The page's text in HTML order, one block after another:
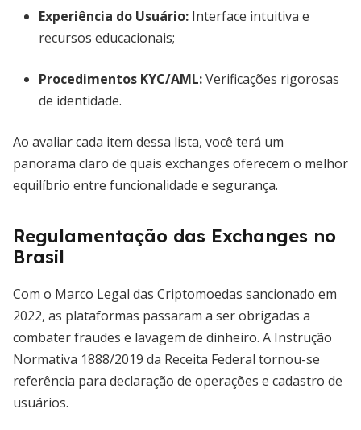
Experiência do Usuário: Interface intuitiva e
recursos educacionais;
Procedimentos KYC/AML:Verificações rigorosas
de identidade.
Ao avaliar cada item dessa lista, você terá um
panorama claro de quais exchanges oferecem o melhor
equilíbrio entre funcionalidade e segurança.
Regulamentação das Exchanges no
Brasil
Com o Marco Legal das Criptomoedas sancionado em
2022, as plataformas passaram a ser obrigadas a
combater fraudes e lavagem de dinheiro. A Instrução
Normativa 1888/2019 da Receita Federal tornou-se
referência para declaração de operações e cadastro de
usuários.